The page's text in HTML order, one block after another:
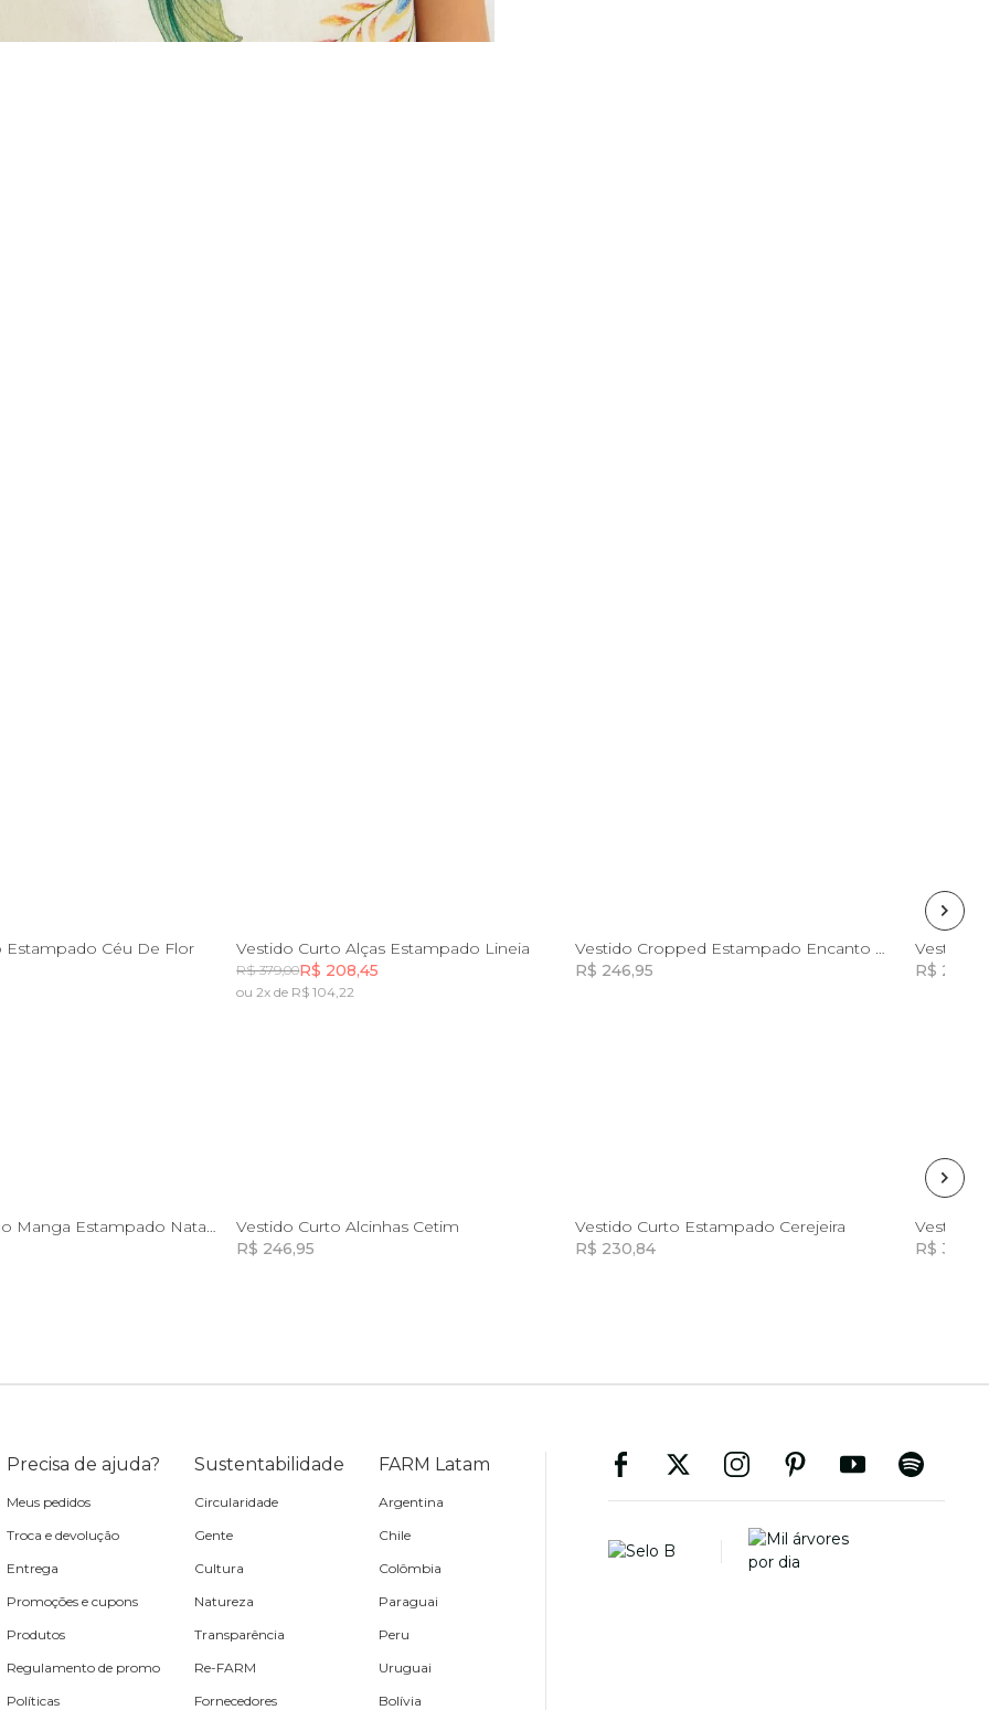
Estampado Céu De Flor
PP P
Vestido Curto Alças Estampado Lineia
R$ 379,00R$ 208,45
ou 2x de R$ 104,22
GG
Vestido Cropped Estampado Encanto Boho
R$ 246,95
R$
Vestido Longo Manga Estampado Natalia
Vestido Curto Alcinhas Cetim
R$ 246,95
Vestido Curto Estampado Cerejeira
R$ 230,84
R$
Precisa de ajuda?
Meus pedidos
Troca e devolução
Entrega
Promoções e cupons
Produtos
Regulamento de promo
Políticas
Sustentabilidade
Circularidade
Gente
Cultura
Natureza
Transparência
Re-FARM
Fornecedores
FARM Latam
Argentina
Chile
Colômbia
Paraguai
Peru
Uruguai
Bolívia